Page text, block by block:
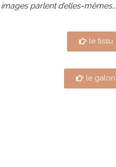
images parlent d’elles-mêmes…
le tissu
le galon